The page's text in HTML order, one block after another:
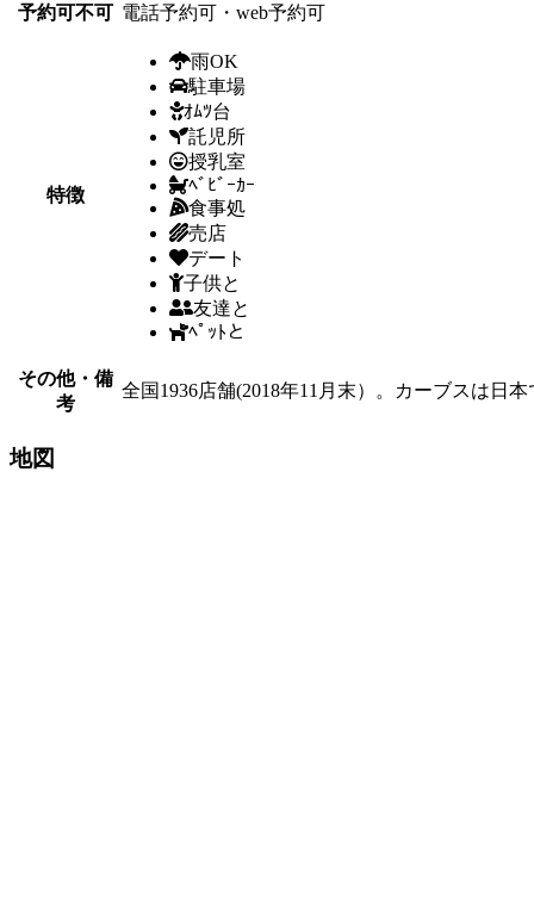
予約可不可 電話予約可・web予約可
特徴
雨OK
駐車場
ｵﾑﾂ台
託児所
授乳室
ﾍﾞﾋﾞｰｶｰ
食事処
売店
デート
子供と
友達と
ﾍﾟｯﾄと
その他・備
考
全国1936店舗(2018年11月末）。カーブスは日
地図